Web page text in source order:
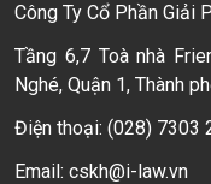
Công Ty Cổ Phần Giải
Tầng 6,7 Toà nhà
Nghé, Quận 1, Thành
Điện thoại: (028) 7303
Email: cskh@i-law.vn